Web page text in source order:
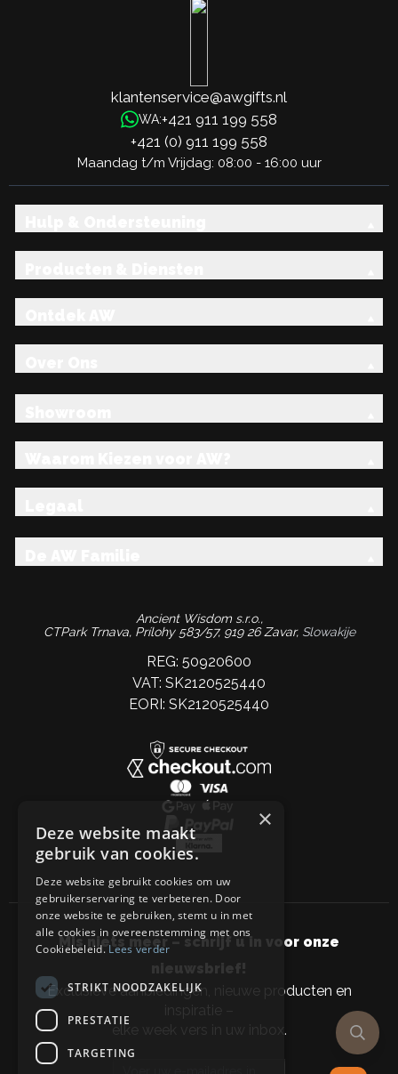
klantenservice@awgifts.nl
WA:+421 911 199 558
+421 (0) 911 199 558
Maandag t/m Vrijdag: 08:00 - 16:00 uur
Ancient Wisdom s.r.o.,
CTPark Trnava, Prílohy 583/57, 919 26 Zavar, Slowakije
REG: 50920600
VAT: SK2120525440
EORI: SK2120525440
Mis niets meer – schrijf u in voor onze
nieuwsbrief!
Exclusieve aanbiedingen, nieuwe producten en
inspiratie –
elke week vers in uw inbox.
×
Deze website maakt
gebruik van cookies.
Deze website gebruikt cookies om uw
gebruikerservaring te verbeteren. Door
onze website te gebruiken, stemt u in met
alle cookies in overeenstemming met ons
Cookiebeleid.Lees verder
STRIKT NOODZAKELIJK
PRESTATIE
TARGETING